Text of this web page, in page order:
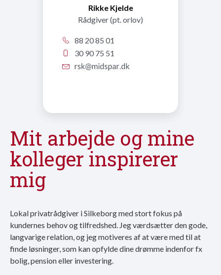
Rikke Kjelde
Rådgiver (pt. orlov)
88 20 85 01
30 90 75 51
Mit arbejde og mine
kolleger inspirerer
mig
Lokal privatrådgiver i Silkeborg med stort fokus på
kundernes behov og tilfredshed. Jeg værdsætter den gode,
langvarige relation, og jeg motiveres af at være med til at
finde løsninger, som kan opfylde dine drømme indenfor fx
bolig, pension eller investering.